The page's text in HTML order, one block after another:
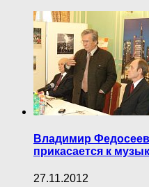
Владимир
прикасается к
27.11.2012